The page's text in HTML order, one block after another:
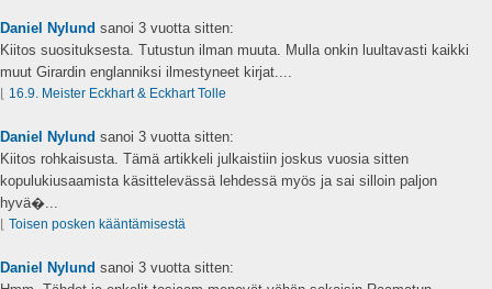
Daniel Nylund sanoi 3 vuotta sitten:
Kiitos suosituksesta. Tutustun ilman muuta. Mulla onkin luultavasti kaikki
muut Girardin englanniksi ilmestyneet kirjat....
16.9. Meister Eckhart & Eckhart Tolle
Daniel Nylund sanoi 3 vuotta sitten:
Kiitos rohkaisusta. Tämä artikkeli julkaistiin joskus vuosia sitten
kopulukiusaamista käsittelevässä lehdessä myös ja sai silloin paljon
hyvä�...
Toisen posken kääntämisestä
Daniel Nylund sanoi 3 vuotta sitten: